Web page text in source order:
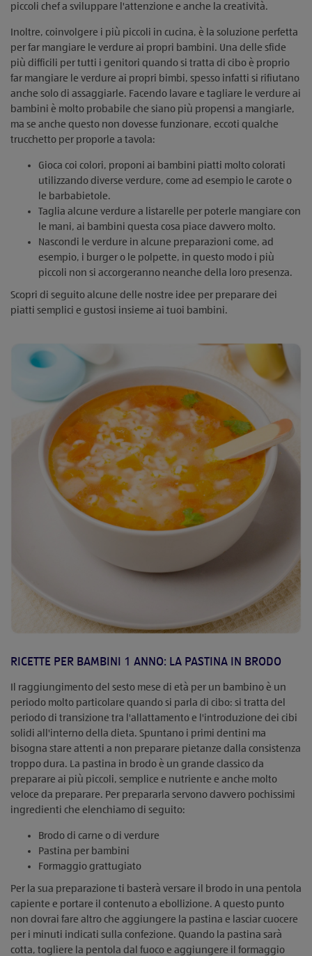
piccoli chef a sviluppare l'attenzione e anche la creatività.
Inoltre, coinvolgere i più piccoli in cucina, è la soluzione perfetta
per far mangiare le verdure ai propri bambini. Una delle sfide
più difficili per tutti i genitori quando si tratta di cibo è proprio
far mangiare le verdure ai propri bimbi, spesso infatti si rifiutano
anche solo di assaggiarle. Facendo lavare e tagliare le verdure ai
bambini è molto probabile che siano più propensi a mangiarle,
ma se anche questo non dovesse funzionare, eccoti qualche
trucchetto per proporle a tavola:
Gioca coi colori, proponi ai bambini piatti molto colorati
utilizzando diverse verdure, come ad esempio le carote o
le barbabietole.
Taglia alcune verdure a listarelle per poterle mangiare con
le mani, ai bambini questa cosa piace davvero molto.
Nascondi le verdure in alcune preparazioni come, ad
esempio, i burger o le polpette, in questo modo i più
piccoli non si accorgeranno neanche della loro presenza.
Scopri di seguito alcune delle nostre idee per preparare dei
piatti semplici e gustosi insieme ai tuoi bambini.
RICETTE PER BAMBINI 1 ANNO: LA PASTINA IN BRODO
Il raggiungimento del sesto mese di età per un bambino è un
periodo molto particolare quando si parla di cibo: si tratta del
periodo di transizione tra l'allattamento e l'introduzione dei cibi
solidi all'interno della dieta. Spuntano i primi dentini ma
bisogna stare attenti a non preparare pietanze dalla consistenza
troppo dura. La pastina in brodo è un grande classico da
preparare ai più piccoli, semplice e nutriente e anche molto
veloce da preparare. Per prepararla servono davvero pochissimi
ingredienti che elenchiamo di seguito:
Brodo di carne o di verdure
Pastina per bambini
Formaggio grattugiato
Per la sua preparazione ti basterà versare il brodo in una pentola
capiente e portare il contenuto a ebollizione. A questo punto
non dovrai fare altro che aggiungere la pastina e lasciar cuocere
per i minuti indicati sulla confezione. Quando la pastina sarà
cotta, togliere la pentola dal fuoco e aggiungere il formaggio